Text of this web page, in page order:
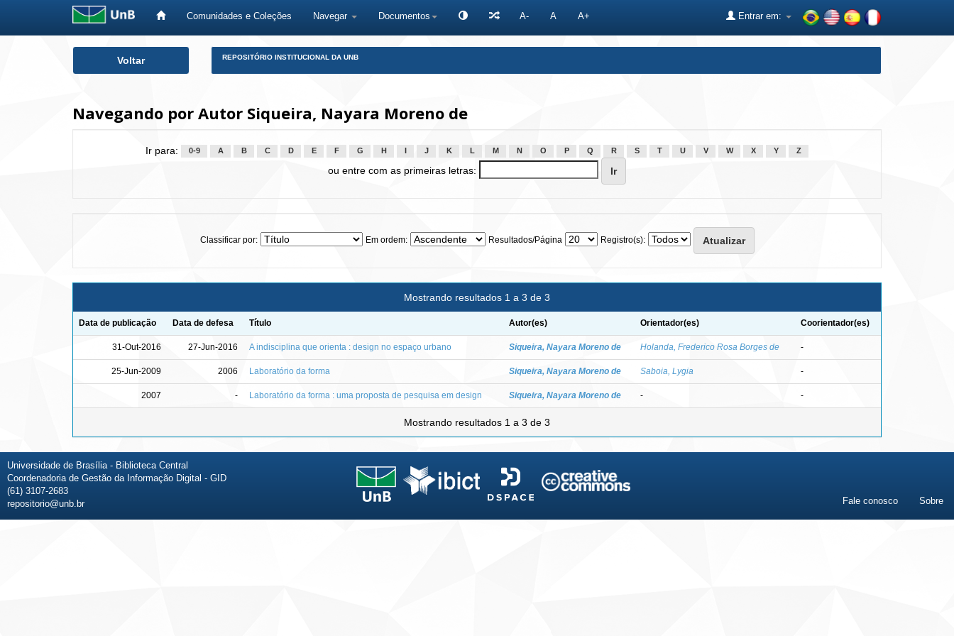
Comunidades e Coleções Navegar Documentos A- A A+ Entrar em:
Voltar REPOSITÓRIO INSTITUCIONAL DA UNB
Navegando por Autor Siqueira, Nayara Moreno de
Ir para: 0-9 A B C D E F G H J K L M N O P Q R S T U V W X Y Z
ou entre com as primeiras letras:
Classificar por: Em ordem: Resultados/Página Registro(s):
Mostrando resultados 1 a 3 de 3
Data de publicação Data de defesa Título Autor(es) Orientador(es) Coorientador(es)
31-Out-2016 27-Jun-2016 A indisciplina que orienta : design no espaço urbano Siqueira, Nayara Moreno de Holanda, Frederico Rosa Borges de -
25-Jun-2009 2006 Laboratório da forma Siqueira, Nayara Moreno de Saboia, Lygia -
2007 - Laboratório da forma : uma proposta de pesquisa em design Siqueira, Nayara Moreno de - -
Mostrando resultados 1 a 3 de 3
Universidade de Brasília - Biblioteca Central
Coordenadoria de Gestão da Informação Digital - GID
(61) 3107-2683
repositorio@unb.br
Fale conosco Sobre